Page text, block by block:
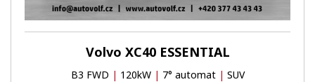
Volvo XC40 ESSENTIAL
B3 FWD | 120kW | 7° automat | SUV